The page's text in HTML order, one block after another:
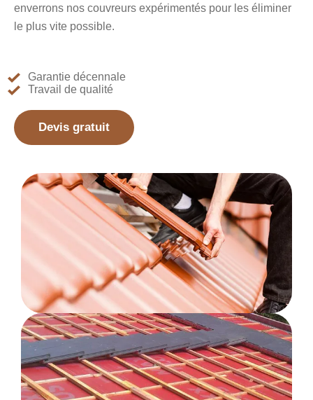
enverrons nos couvreurs expérimentés pour les éliminer
le plus vite possible.
Garantie décennale
Travail de qualité
Devis gratuit